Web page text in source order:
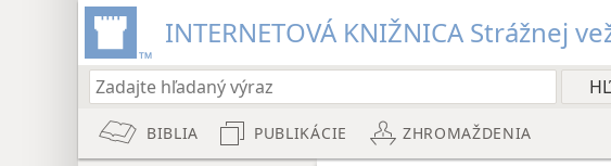
INTERNETOVÁ KNIŽNICA Strážnej
BIBLIA PUBLIKÁCIE ZHROMAŽDENIA